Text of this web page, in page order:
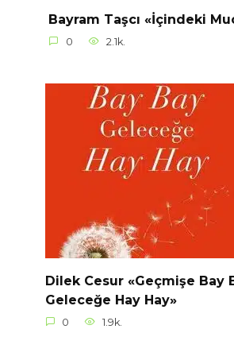
Bayram Taşcı «İçindeki
0 2.1k.
Dilek Cesur «Geçmişe Bay
Geleceğe Hay Hay»
0 1.9k.